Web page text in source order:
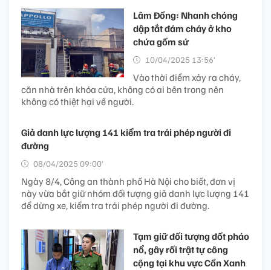
Lâm Đồng: Nhanh chóng
dập tắt đám cháy ở kho
chứa gốm sứ
10/04/2025 13:56’
Vào thời điểm xảy ra cháy,
căn nhà trên khóa cửa, không có ai bên trong nên
không có thiệt hại về người.
Giả danh lực lượng 141 kiểm tra trái phép người đi
đường
08/04/2025 09:00’
Ngày 8/4, Công an thành phố Hà Nội cho biết, đơn vị
này vừa bắt giữ nhóm đối tượng giả danh lực lượng 141
để dừng xe, kiểm tra trái phép người đi đường.
Tạm giữ đối tượng đốt pháo
nổ, gây rối trật tự công
cộng tại khu vực Cồn Xanh